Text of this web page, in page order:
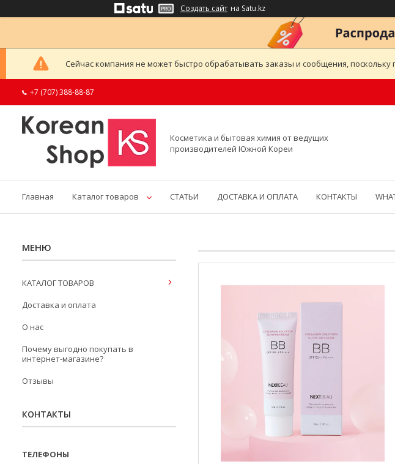
Создать сайт на Satu.kz
Сейчас компания не может быстро обрабатывать заказы и сообщения,
+7 (707) 388-88-87
Косметика и бытовая химия от ведущих
производителей Южной Кореи
Главная Каталог товаров СТАТЬИ ДОСТАВКА И ОПЛАТА КОНТАКТЫ
КАТАЛОГ ТОВАРОВ
Доставка и оплата
О нас
Почему выгодно покупать в
интернет-магазине?
Отзывы
КОНТАКТЫ